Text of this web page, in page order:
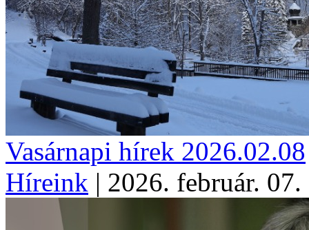
Vasárnapi hírek 2026.02.08
Híreink | 2026. február. 07.